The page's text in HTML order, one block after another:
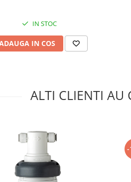
IN STOC
IN COS
ALTI CLIENTI AU
-